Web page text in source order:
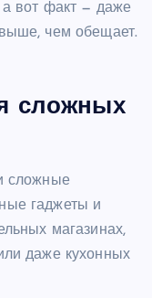
а вот факт — даже
чем обещает.
сложных
сложные
гаджеты и
магазинах,
даже кухонных